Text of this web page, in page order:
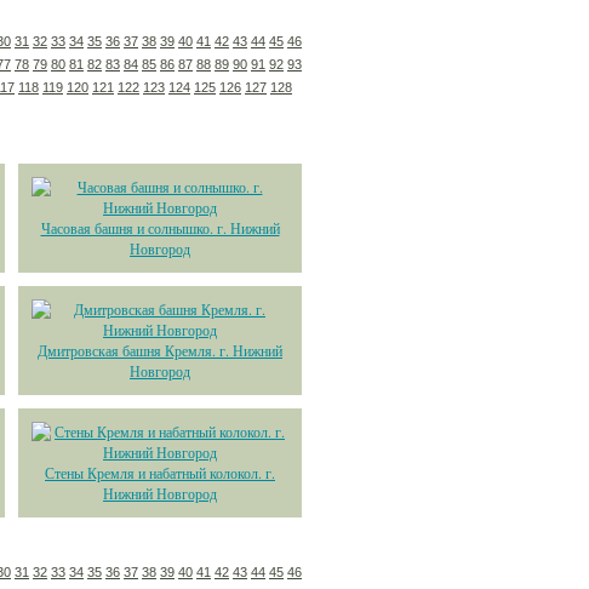
31 32 33 34 35 36 37 38 39 40 41 42 43 44 45 46
78 79 80 81 82 83 84 85 86 87 88 89 90 91 92 93
118 119 120 121 122 123 124 125 126 127 128
Часовая башня и солнышко. г. Нижний
Новгород
Дмитровская башня Кремля. г. Нижний
Новгород
Стены Кремля и набатный колокол. г.
Нижний Новгород
31 32 33 34 35 36 37 38 39 40 41 42 43 44 45 46